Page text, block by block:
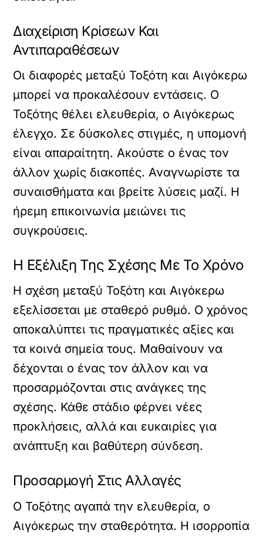
Διαχείριση Κρίσεων Και
Αντιπαραθέσεων
Οι διαφορές μεταξύ Τοξότη και Αιγόκερω
μπορεί να προκαλέσουν εντάσεις. Ο
Τοξότης θέλει ελευθερία, ο Αιγόκερως
έλεγχο. Σε δύσκολες στιγμές, η υπομονή
είναι απαραίτητη. Ακούστε ο ένας τον
άλλον χωρίς διακοπές. Αναγνωρίστε τα
συναισθήματα και βρείτε λύσεις μαζί. Η
ήρεμη επικοινωνία μειώνει τις
συγκρούσεις.
Η Εξέλιξη Της Σχέσης Με Το Χρόνο
Η σχέση μεταξύ Τοξότη και Αιγόκερω
εξελίσσεται με σταθερό ρυθμό. Ο χρόνος
αποκαλύπτει τις πραγματικές αξίες και
τα κοινά σημεία τους. Μαθαίνουν να
δέχονται ο ένας τον άλλον και να
προσαρμόζονται στις ανάγκες της
σχέσης. Κάθε στάδιο φέρνει νέες
προκλήσεις, αλλά και ευκαιρίες για
ανάπτυξη και βαθύτερη σύνδεση.
Προσαρμογή Στις Αλλαγές
Ο Τοξότης αγαπά την ελευθερία, ο
Αιγόκερως την σταθερότητα. Η ισορροπία